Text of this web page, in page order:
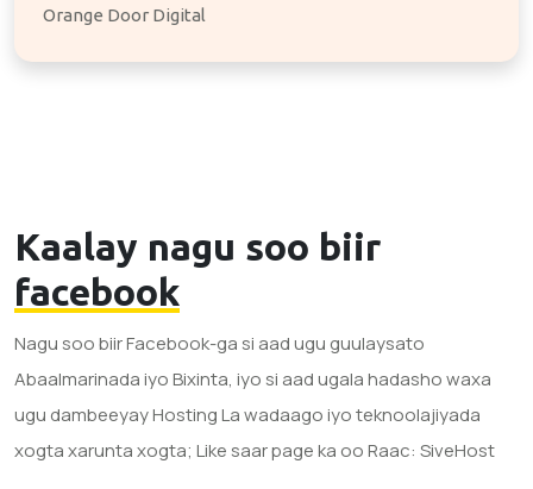
Orange Door Digital
Kaalay nagu soo biir
facebook
Nagu soo biir Facebook-ga si aad ugu guulaysato
Abaalmarinada iyo Bixinta, iyo si aad ugala hadasho waxa
ugu dambeeyay Hosting La wadaago iyo teknoolajiyada
xogta xarunta xogta; Like saar page ka oo Raac: SiveHost